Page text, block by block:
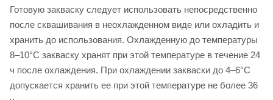
Готовую закваску следует использовать непосредственно
после сквашивания в неохлажденном виде или охладить и
хранить до использования. Охлажденную до температуры
8–10°С закваску хранят при этой температуре в течение 24
ч после охлаждения. При охлаждении закваски до 4–6°С
допускается хранить ее при этой температуре не более 36